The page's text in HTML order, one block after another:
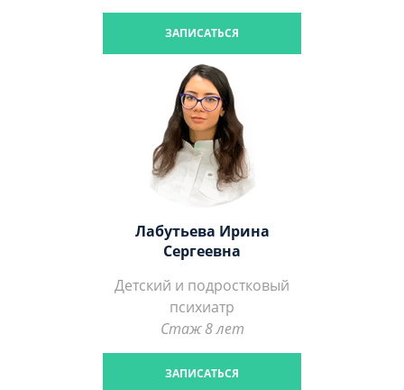
ЗАПИСАТЬСЯ
Лабутьева Ирина
Сергеевна
Детский и подростковый
психиатр
Стаж 8 лет
ЗАПИСАТЬСЯ